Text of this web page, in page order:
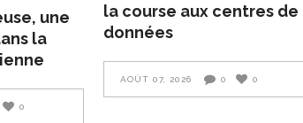
une
la
0
la course aux centres de
données
AOÛT 07, 2026 0 0